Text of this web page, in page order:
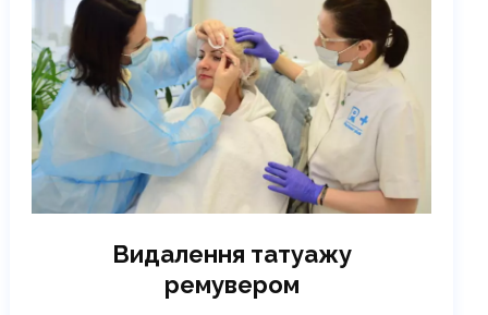
Видалення татуажу
ремувером